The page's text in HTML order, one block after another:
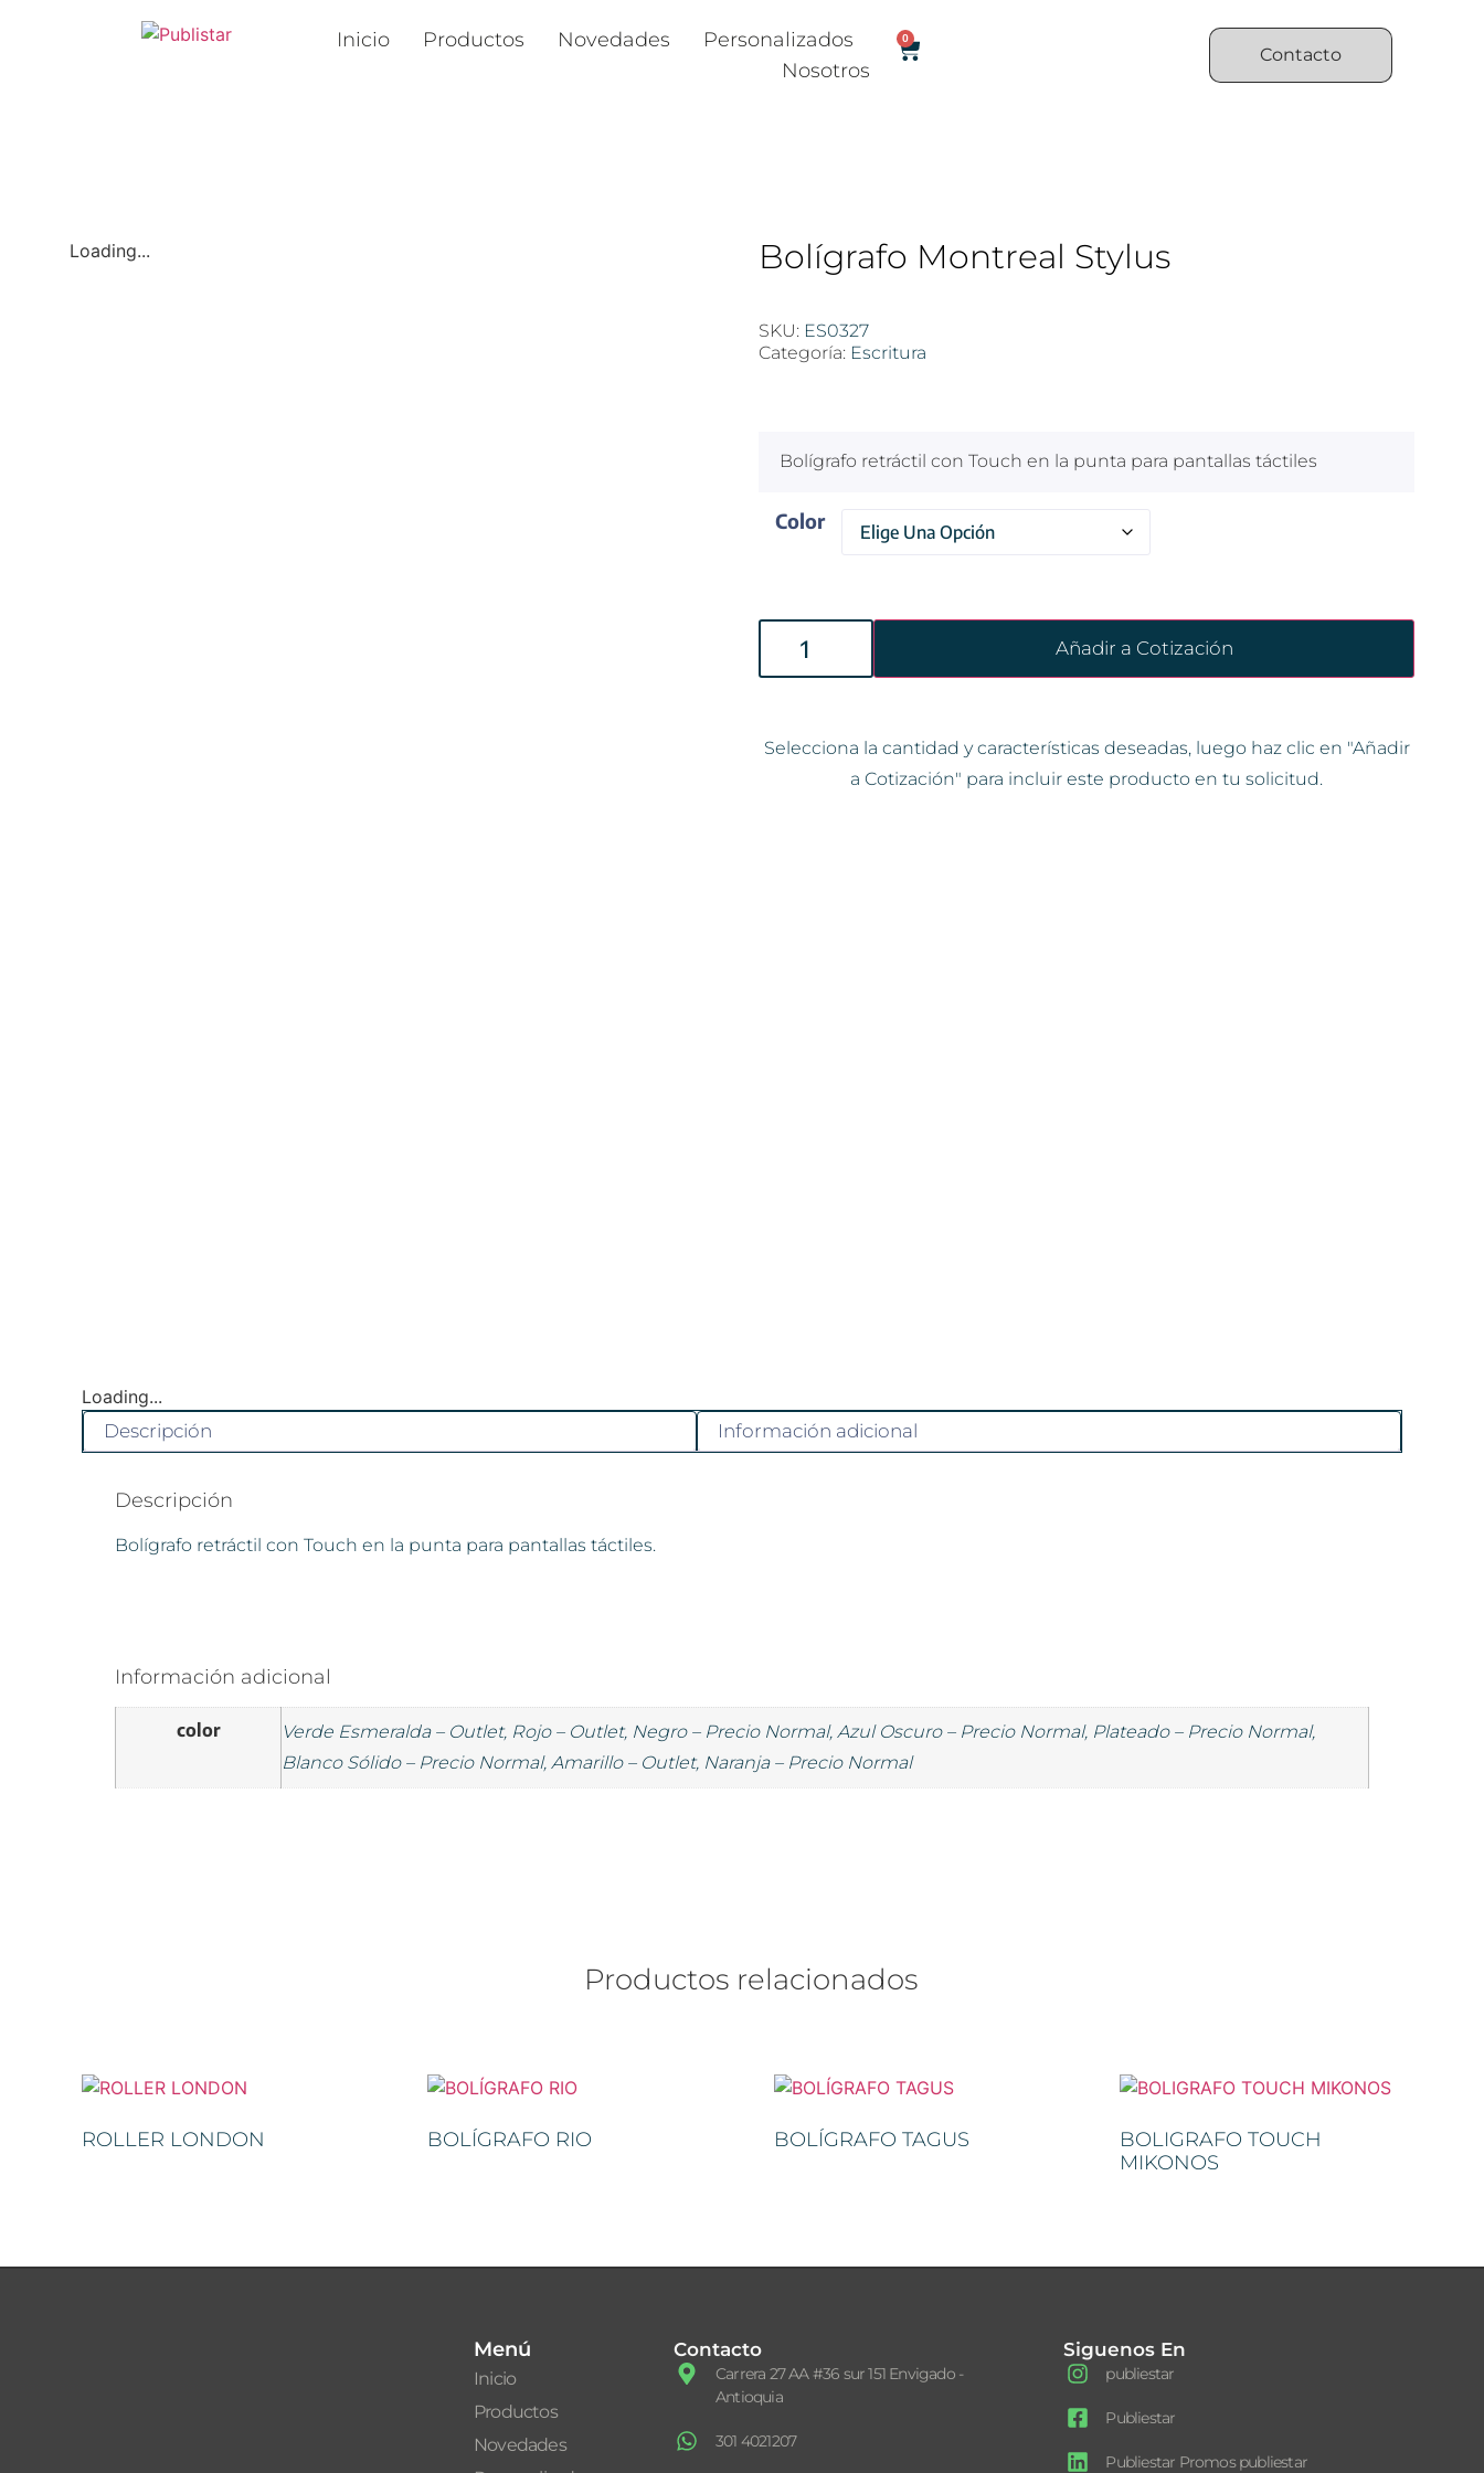
Inicio Productos Novedades
Personalizados
Nosotros
0
Contacto
Loading... Bolígrafo Montreal Stylus
SKU: ES0327
Categoría: Escritura
Bolígrafo retráctil con Touch en la punta para pantallas táctiles
Color
Añadir a Cotización
Selecciona la cantidad y características deseadas, luego haz clic en "Añadir
a Cotización" para incluir este producto en tu solicitud.
Loading...
Descripción
Información adicional
Descripción
Bolígrafo retráctil con Touch en la punta para pantallas táctiles.
Información adicional
color
Verde Esmeralda – Outlet, Rojo – Outlet, Negro – Precio Normal, Azul Oscuro – Precio Normal, Plateado – Precio Normal,
Blanco Sólido – Precio Normal, Amarillo – Outlet, Naranja – Precio Normal
Productos relacionados
ROLLER LONDON BOLÍGRAFO RIO BOLÍGRAFO TAGUS
BOLIGRAFO TOUCH
MIKONOS
Menú
Inicio
Productos
Novedades
Contacto
Carrera 27 AA #36 sur 151 Envigado -
Antioquia
301 4021207
Siguenos En
publiestar
Publiestar
Publiestar Promos publiestar